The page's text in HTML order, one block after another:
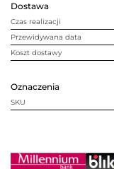
Dostawa
Czas realizacji
Przewidywana data
Koszt dostawy
Oznaczenia
SKU